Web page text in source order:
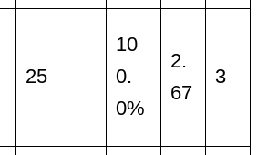
25
10
0.
0%
2.
67
3